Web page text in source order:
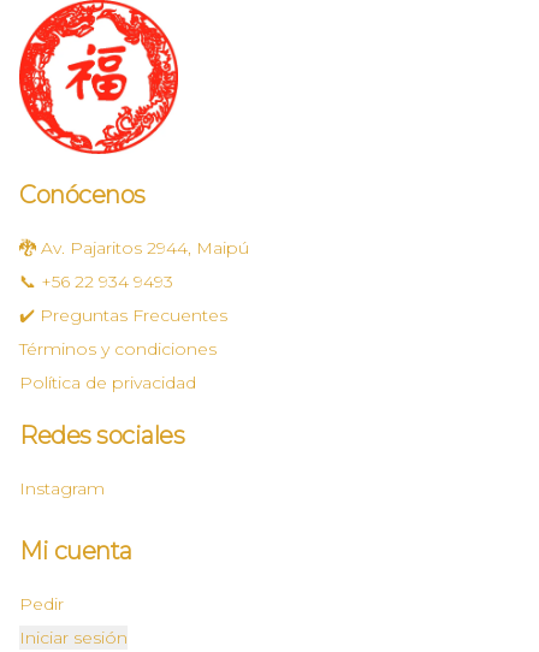
Conócenos
🐉 Av. Pajaritos 2944, Maipú
📞 +56 22 934 9493
✔️ Preguntas Frecuentes
Términos y condiciones
Política de privacidad
Redes sociales
Instagram
Mi cuenta
Pedir
Iniciar sesión